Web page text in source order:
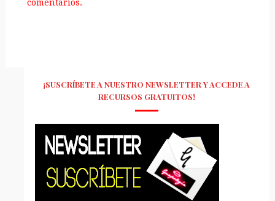
comentarios.
¡SUSCRÍBETE A NUESTRO NEWSLETTER Y ACCEDE A
RECURSOS GRATUITOS!